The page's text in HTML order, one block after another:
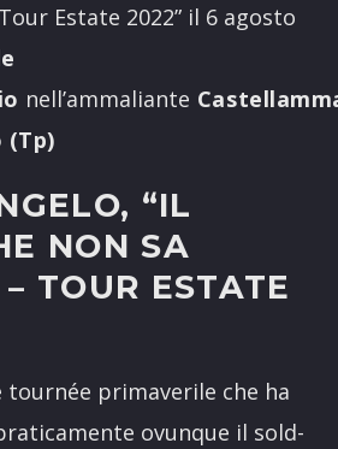
Estate 2022” il 6 agosto
nell’ammaliante
(Tp)
“IL
NON SA
TOUR ESTATE
primaverile che ha
ovunque il sold-